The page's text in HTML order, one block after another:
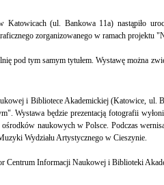
(ul. Bankowa 11a) nastąpiło
zorganizowanego w ramach projektu
pod tym samym tytułem. Wystawę można
i Bibliotece Akademickiej (Katowice, ul.
Wystawa będzie prezentacją fotografii
naukowych w Polsce. Podczas
Wydziału Artystycznego w Cieszynie.
Informacji Naukowej i Biblioteki